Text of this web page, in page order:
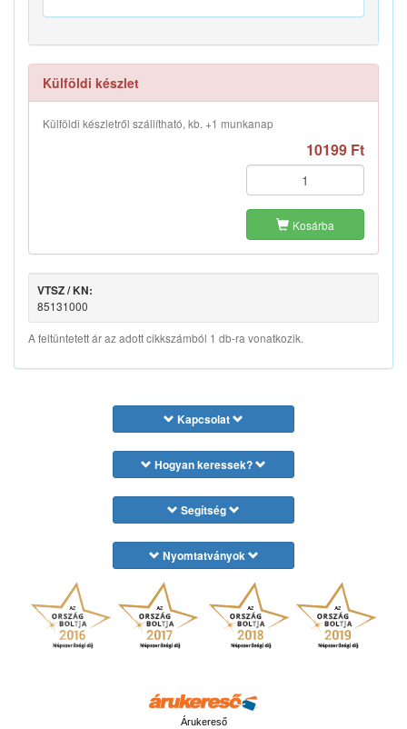
Külföldi készlet
Külföldi készletről szállítható, kb. +1 munkanap
10199 Ft
Kosárba
VTSZ / KN:
85131000
A feltüntetett ár az adott cikkszámból 1 db-ra vonatkozik.
Kapcsolat
Hogyan keressek?
Segítség
Nyomtatványok
Árukereső